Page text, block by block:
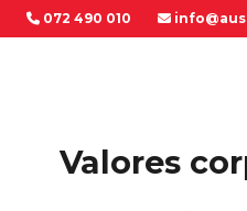
072 490 010
Valores